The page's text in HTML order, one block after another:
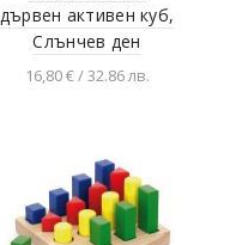
дървен активен куб,
Слънчев ден
16,80 € / 32.86 лв.